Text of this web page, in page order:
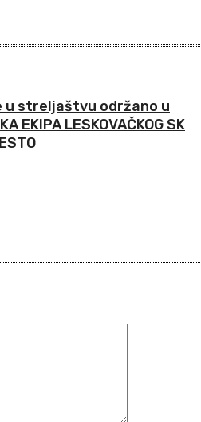
u streljaštvu održano u
EKIPA LESKOVAČKOG SK